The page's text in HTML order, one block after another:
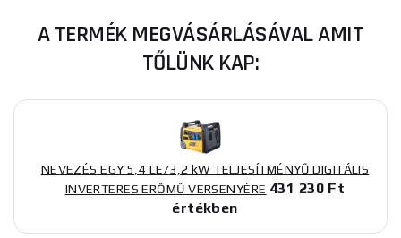
A TERMÉK MEGVÁSÁRLÁSÁVAL AMIT
TŐLÜNK KAP:
NEVEZÉS EGY 5,4 LE/3,2 kW TELJESÍTMÉNYŰ DIGITÁLIS
INVERTERES ERŐMŰ VERSENYÉRE 431 230 Ft
értékben